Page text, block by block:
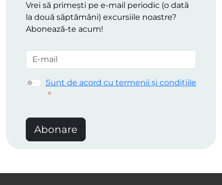
Vrei să primești pe e-mail periodic (o dată
la două săptămâni) excursiile noastre?
Abonează-te acum!
Sunt de acord cu termenii și condițiile
Abonare